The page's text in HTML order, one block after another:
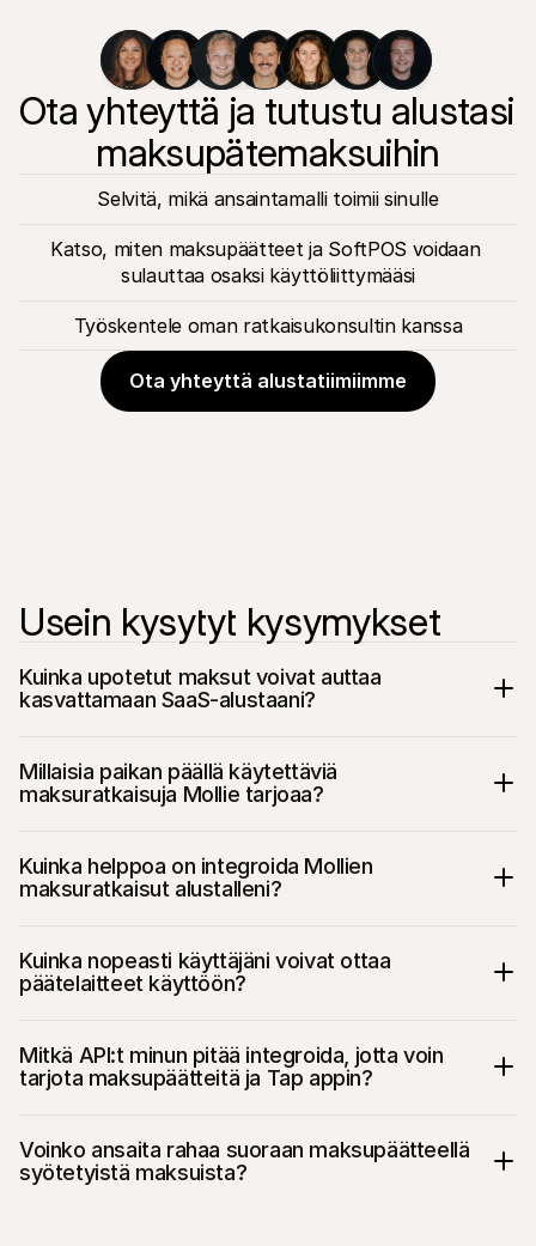
Ota yhteyttä ja tutustu alustasi
maksupätemaksuihin
Selvitä, mikä ansaintamalli toimii sinulle
Katso, miten maksupäätteet ja SoftPOS voidaan
sulauttaa osaksi käyttöliittymääsi
Työskentele oman ratkaisukonsultin kanssa
Ota yhteyttä alustatiimiimme
Usein kysytyt kysymykset
Kuinka upotetut maksut voivat auttaa
kasvattamaan SaaS-alustaani?
Millaisia paikan päällä käytettäviä
maksuratkaisuja Mollie tarjoaa?
Kuinka helppoa on integroida Mollien
maksuratkaisut alustalleni?
Kuinka nopeasti käyttäjäni voivat ottaa
päätelaitteet käyttöön?
Mitkä API:t minun pitää integroida, jotta voin
tarjota maksupäätteitä ja Tap appin?
Voinko ansaita rahaa suoraan maksupäätteellä
syötetyistä maksuista?